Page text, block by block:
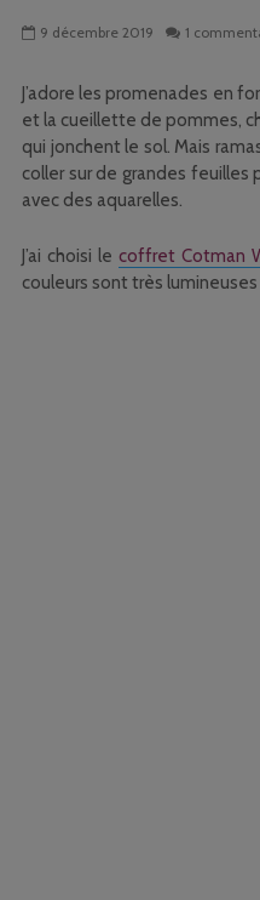
9 décembre 2019 1
J’adore les promenades en
et la cueillette de pommes,
qui jonchent le sol. Mais
coller sur de grandes
avec des aquarelles.
J’ai choisi lecoffret Cotman
couleurs sont très